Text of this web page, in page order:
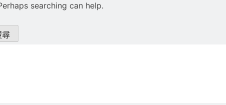
searching can help.